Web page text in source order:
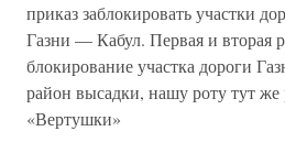
приказ заблокировать участки
Газни — Кабул. Первая и вторая
блокирование участка дороги
район высадки, нашу роту тут же
«Вертушки»